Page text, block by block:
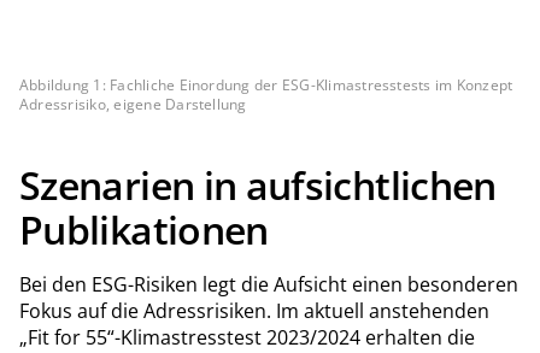
Abbildung 1: Fachliche Einordung der ESG-Klimastresstests im Konzept
Adressrisiko, eigene Darstellung
Szenarien in aufsichtlichen
Publikationen
Bei den ESG-Risiken legt die Aufsicht einen besonderen
Fokus auf die Adressrisiken. Im aktuell anstehenden
„Fit for 55“-Klimastresstest 2023/2024 erhalten die